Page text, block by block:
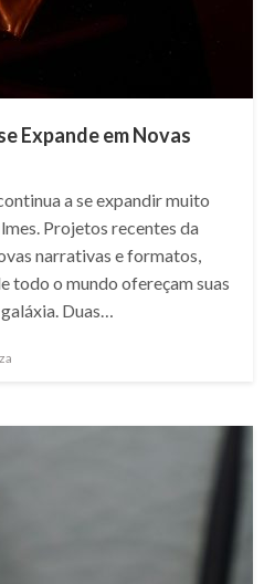
Expande em Novas
a se expandir muito
Projetos recentes da
narrativas e formatos,
todo o mundo ofereçam suas
Duas…